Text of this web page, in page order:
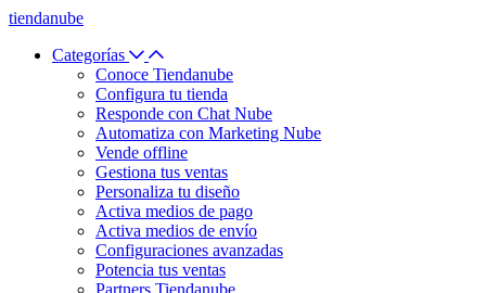
tiendanube
Categorías
Conoce Tiendanube
Configura tu tienda
Responde con Chat Nube
Automatiza con Marketing Nube
Vende offline
Gestiona tus ventas
Personaliza tu diseño
Activa medios de pago
Activa medios de envío
Configuraciones avanzadas
Potencia tus ventas
Partners Tiendanube